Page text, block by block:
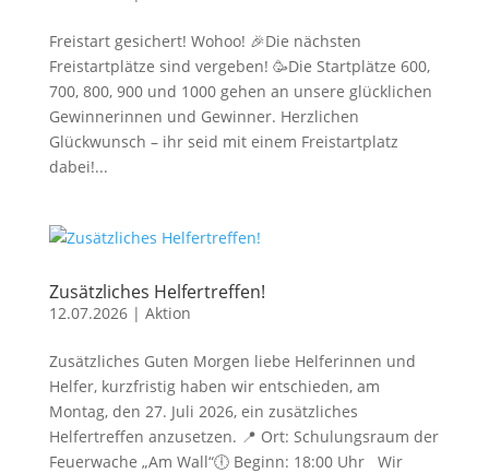
Freistart gesichert! Wohoo! 🎉Die nächsten
Freistartplätze sind vergeben! 🥳Die Startplätze 600,
700, 800, 900 und 1000 gehen an unsere glücklichen
Gewinnerinnen und Gewinner. Herzlichen
Glückwunsch – ihr seid mit einem Freistartplatz
dabei!...
Zusätzliches Helfertreffen!
12.07.2026| Aktion
Zusätzliches Guten Morgen liebe Helferinnen und
Helfer, kurzfristig haben wir entschieden, am
Montag, den 27. Juli 2026, ein zusätzliches
Helfertreffen anzusetzen. 📍 Ort: Schulungsraum der
Feuerwache „Am Wall“🕕 Beginn: 18:00 Uhr Wir